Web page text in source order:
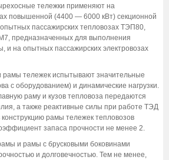
тележки применяют на
повышенной (4400 — 6000 кВт) секционной
пассажирских тепловозах ТЭП80,
предназначенных для выполнения
и на опытных пассажирских электровозах
рамы тележек испытывают значительные
с оборудованием) и динамические нагрузки.
раму и кузов тепловоза передаются
а также реактивные силы при работе ТЭД
рамы тележек тепловозов
запаса прочности не менее 2.
и рамы с брусковыми боковинами
и долговечностью. Тем не менее,